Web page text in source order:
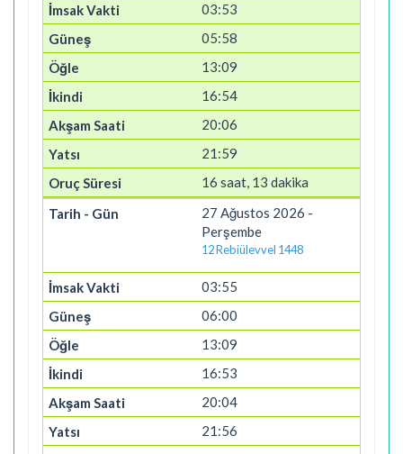
03:53
05:58
13:09
16:54
20:06
21:59
16 saat, 13 dakika
27 Ağustos 2026 -
Perşembe
12 Rebiülevvel 1448
03:55
06:00
13:09
16:53
20:04
21:56